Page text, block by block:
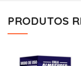
PRODUTOS